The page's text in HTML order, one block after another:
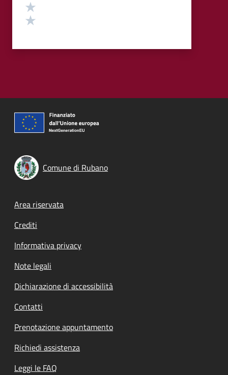
Comune di Rubano
Footer menu
Area riservata
Crediti
Informativa privacy
Note legali
Dichiarazione di accessibilità
Contatti
Prenotazione appuntamento
Richiedi assistenza
Leggi le FAQ